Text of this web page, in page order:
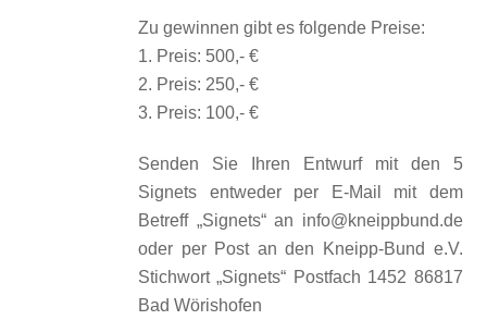
Zu gewinnen gibt es folgende Preise:
1. Preis: 500,- €
2. Preis: 250,- €
3. Preis: 100,- €
Senden Sie Ihren Entwurf mit den 5
Signets entweder per E-Mail mit dem
Betreff „Signets“ an info@kneippbund.de
oder per Post an den Kneipp-Bund e.V.
Stichwort „Signets“ Postfach 1452 86817
Bad Wörishofen